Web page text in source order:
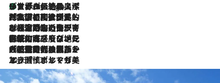
4 Hours Ago
リスボンの絶品スイーツ「パステル・デ・ナタ」とは？ポルトガル伝統の奥深い世界へ
2026.7.27
「私の祖国はポルトガル語です」国民的詩人フェルナンド・ペソアと、彼が愛した文学の街を歩く
2026.7.26
ポルトガル近海が育む極上の海の幸。キリリと冷えた白ワインと愉しむ、シーフード専門店の贅沢
2026.7.22
伝統の味をモダンに昇華。高感度な地元客が集う、リスボンの最旬ガストロノミー
2026.7.21
大航海時代の栄華から、震災、独裁、そして革命へ。ポルトガル・首都リスボンの石畳に刻まれた「歴史の光と影」
2026.7.13
エッセイ・ヤマザキマリ「慎ましくも美しき国 ポルトガル」